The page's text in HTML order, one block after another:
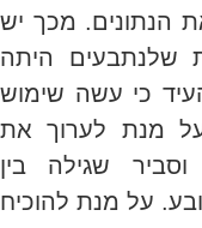
הנתונים. מכך יש
שלנתבעים היתה
ליצירת התובע. הנתבע 2 העיד כי עשה שימוש
מנת לערוך את
שגילה בין
על מנת להוכיח